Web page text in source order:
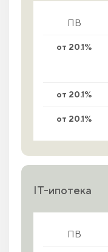
ПВ
от 20.1%
от 20.1%
от 20.1%
IT-ипотека
ПВ